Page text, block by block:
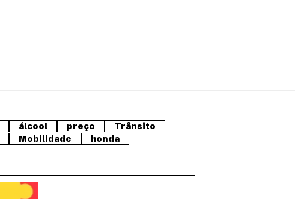
álcool preço
Trânsito
Mobilidade
honda